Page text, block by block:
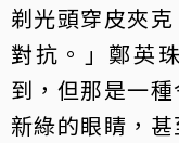
剃光頭穿皮夾
對抗。」鄭英
到，但那是一
新綠的眼睛，